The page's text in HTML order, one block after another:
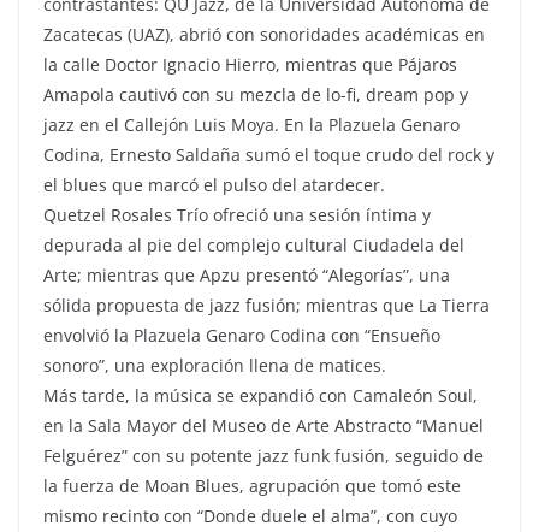
Zacatecas (UAZ), abrió con sonoridades académicas en
la calle Doctor Ignacio Hierro, mientras que Pájaros
Amapola cautivó con su mezcla de lo-fi, dream pop y
jazz en el Callejón Luis Moya. En la Plazuela Genaro
Codina, Ernesto Saldaña sumó el toque crudo del rock y
el blues que marcó el pulso del atardecer.
Quetzel Rosales Trío ofreció una sesión íntima y
depurada al pie del complejo cultural Ciudadela del
Arte; mientras que Apzu presentó “Alegorías”, una
sólida propuesta de jazz fusión; mientras que La Tierra
envolvió la Plazuela Genaro Codina con “Ensueño
sonoro”, una exploración llena de matices.
Más tarde, la música se expandió con Camaleón Soul,
en la Sala Mayor del Museo de Arte Abstracto “Manuel
Felguérez” con su potente jazz funk fusión, seguido de
la fuerza de Moan Blues, agrupación que tomó este
mismo recinto con “Donde duele el alma”, con cuyo